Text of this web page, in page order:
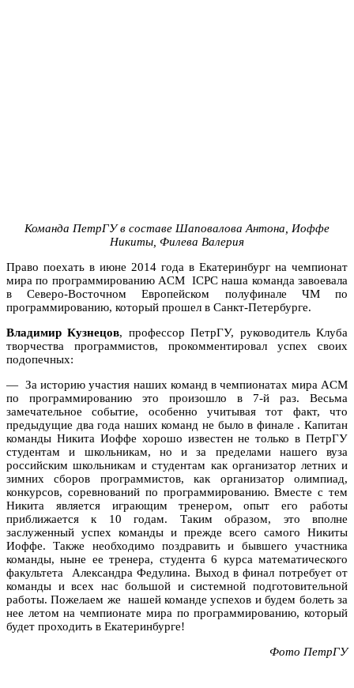
Команда ПетрГУ в составе Шаповалова Антона, Иоффе
Никиты, Филева Валерия
Право поехать в июне 2014 года в Екатеринбург на чемпионат
мира по программированию ACM ICPC наша команда завоевала
в Северо-Восточном Европейском полуфинале ЧМ по
программированию, который прошел в Санкт-Петербурге.
Владимир Кузнецов, профессор ПетрГУ, руководитель Клуба
творчества программистов, прокомментировал успех своих
подопечных:
— За историю участия наших команд в чемпионатах мира ACM
по программированию это произошло в 7-й раз. Весьма
замечательное событие, особенно учитывая тот факт, что
предыдущие два года наших команд не было в финале . Капитан
команды Никита Иоффе хорошо известен не только в ПетрГУ
студентам и школьникам, но и за пределами нашего вуза
российским школьникам и студентам как организатор летних и
зимних сборов программистов, как организатор олимпиад,
конкурсов, соревнований по программированию. Вместе с тем
Никита является играющим тренером, опыт его работы
приближается к 10 годам. Таким образом, это вполне
заслуженный успех команды и прежде всего самого Никиты
Иоффе. Также необходимо поздравить и бывшего участника
команды, ныне ее тренера, студента 6 курса математического
факультета Александра Федулина. Выход в финал потребует от
команды и всех нас большой и системной подготовительной
работы. Пожелаем же нашей команде успехов и будем болеть за
нее летом на чемпионате мира по программированию, который
будет проходить в Екатеринбурге!
Фото ПетрГУ